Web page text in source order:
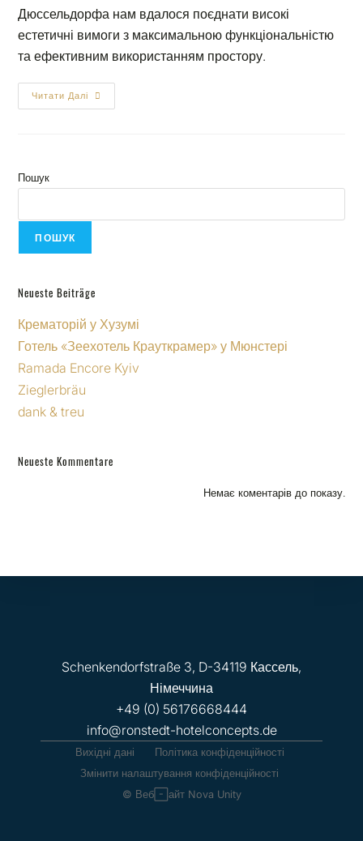
Дюссельдорфа нам вдалося поєднати високі
естетичні вимоги з максимальною функціональністю
та ефективним використанням простору.
Читати Далі
Пошук
ПОШУК
Neueste Beiträge
Крематорій у Хузумі
Готель «Зеехотель Крауткрамер» у Мюнстері
Ramada Encore Kyiv
Zieglerbräu
dank & treu
Neueste Kommentare
Немає коментарів до показу.
Schenkendorfstraße 3, D-34119 Кассель,
Німеччина
+49 (0) 56176668444
info@ronstedt-hotelconcepts.de
Вихідні дані
Політика конфіденційності
Змінити налаштування конфіденційності
© Веб-сайт Nova Unity